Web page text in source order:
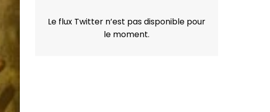
Le flux Twitter n’est pas disponible pour
le moment.